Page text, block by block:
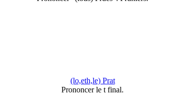
(lo,eth,le) Prat
Prononcer le t final.